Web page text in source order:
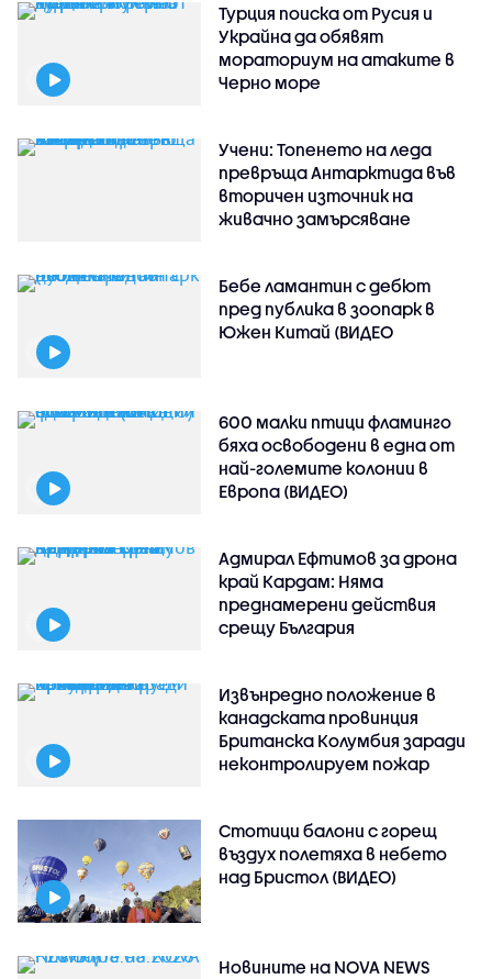
Турция поиска от Русия и
Украйна да обявят
мораториум на атаките в
Черно море
Учени: Топенето на леда
превръща Антарктида във
вторичен източник на
живачно замърсяване
Бебе ламантин с дебют
пред публика в зоопарк в
Южен Китай (ВИДЕО
600 малки птици фламинго
бяха освободени в една от
най-големите колонии в
Европа (ВИДЕО)
Адмирал Ефтимов за дрона
край Кардам: Няма
преднамерени действия
срещу България
Извънредно положение в
канадската провинция
Британска Колумбия заради
неконтролируем пожар
Стотици балони с горещ
въздух полетяха в небето
над Бристол (ВИДЕО)
Новините на NOVA NEWS